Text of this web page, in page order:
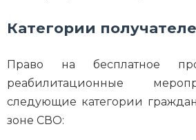
Категории
Право на бесплатное
реабилитационные
следующие категории
зоне СВО: